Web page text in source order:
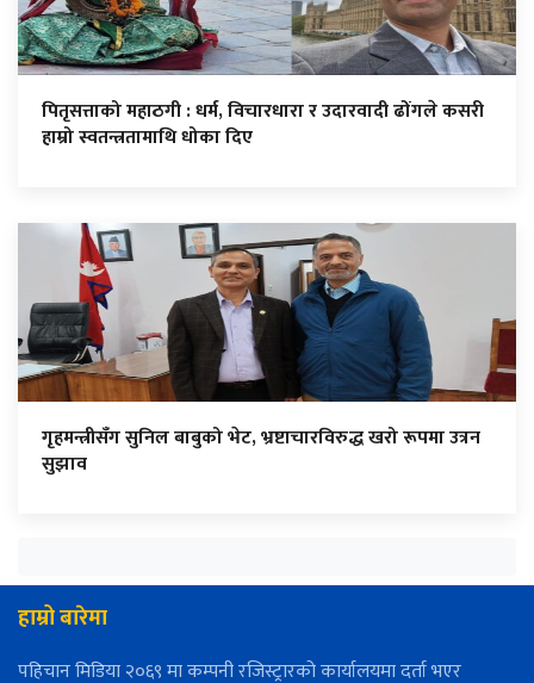
पितृसत्ताको महाठगी : धर्म, विचारधारा र उदारवादी ढोंगले कसरी
हाम्रो स्वतन्त्रतामाथि धोका दिए
गृहमन्त्रीसँग सुनिल बाबुको भेट, भ्रष्टाचारविरुद्ध खरो रूपमा उत्रन
सुझाव
हाम्रो बारेमा
पहिचान मिडिया २०६९ मा कम्पनी रजिस्ट्रारको कार्यालयमा दर्ता भएर